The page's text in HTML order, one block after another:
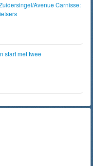
Avenue Carnisse:
start met twee